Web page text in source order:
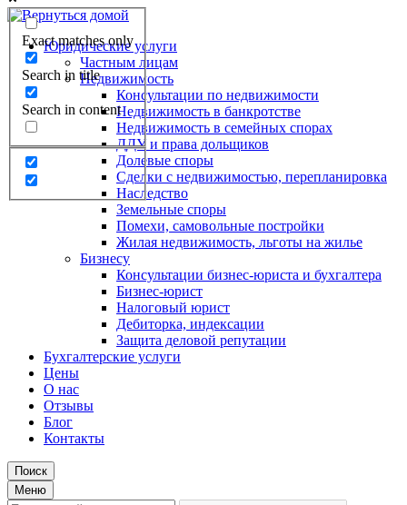
Exact matches only
Search in title
Search in content
Юридические услуги
Частным лицам
Недвижимость
Консультации по недвижимости
Недвижимость в банкротстве
Недвижимость в семейных спорах
ДДУ и права дольщиков
Долевые споры
Сделки с недвижимостью, перепланировка
Наследство
Земельные споры
Помехи, самовольные постройки
Жилая недвижимость, льготы на жилье
Бизнесу
Консультации бизнес-юриста и бухгалтера
Бизнес-юрист
Налоговый юрист
Дебиторка, индексации
Защита деловой репутации
Бухгалтерские услуги
Цены
О нас
Отзывы
Блог
Контакты
Поиск
Меню